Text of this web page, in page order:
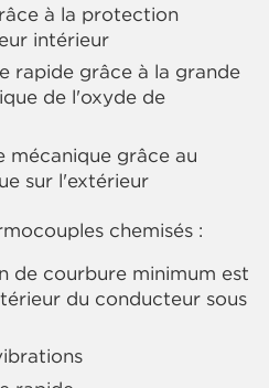
à la protection
intérieur
rapide grâce à la grande
de l'oxyde de
mécanique grâce au
sur l'extérieur
chemisés :
de courbure minimum est
du conducteur sous